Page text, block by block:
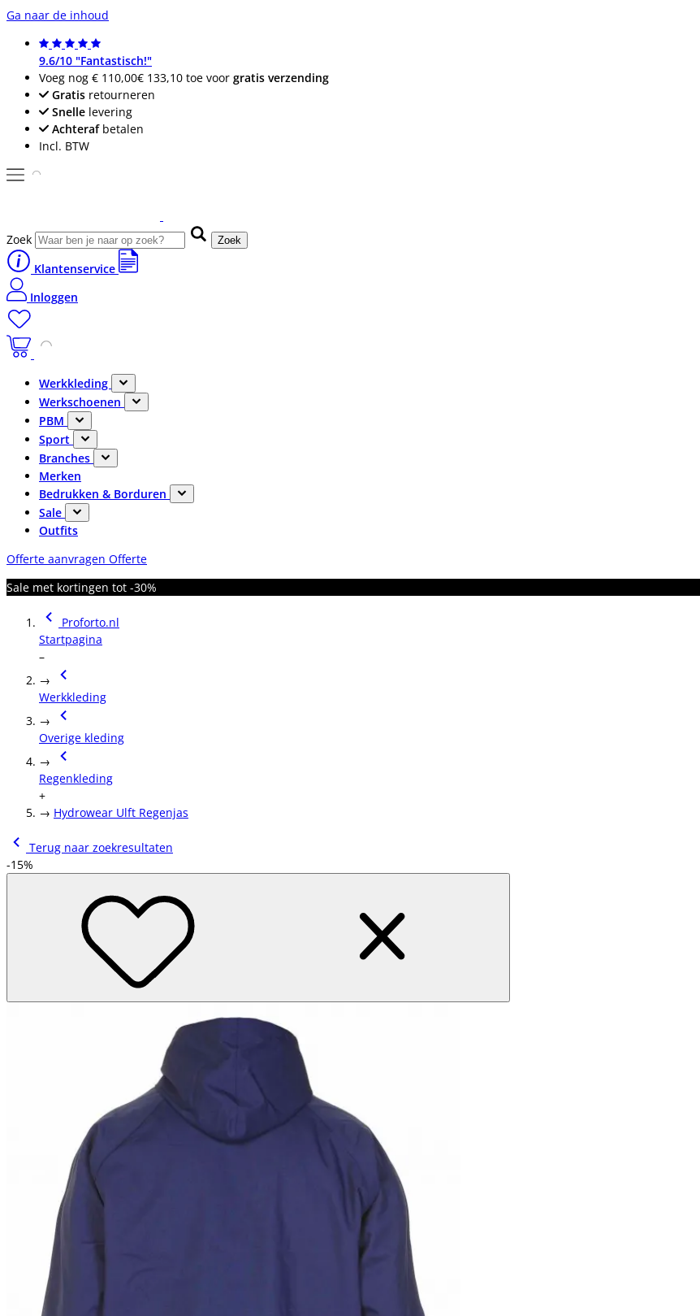
Ga naar de inhoud
9.6/10 "Fantastisch!"
Voeg nog € 110,00€ 133,10 toe voor gratis verzending
Gratis retourneren
Snelle levering
Achterafbetalen
Incl. BTW
Zoek Zoek
Klantenservice
Inloggen
Werkkleding
Werkschoenen
PBM
Sport
Branches
Merken
Bedrukken & Borduren
Sale
Outfits
Offerte aanvragen Offerte
Sale met kortingen tot -30%
Proforto.nl
Startpagina
–
→
Werkkleding
→
Overige kleding
→
Regenkleding
+
→ Hydrowear Ulft Regenjas
Terug naar zoekresultaten
-15%